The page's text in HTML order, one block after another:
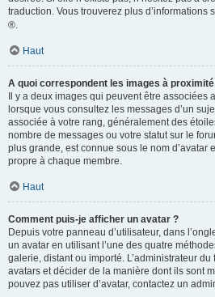
traduction. Vous trouverez plus d’informations
®.
Haut
A quoi correspondent les images à
Il y a deux images qui peuvent être associées
lorsque vous consultez les messages d’un
associée à votre rang, généralement des
nombre de messages ou votre statut sur le
plus grande, est connue sous le nom d’avatar
propre à chaque membre.
Haut
Comment puis-je afficher un avatar ?
Depuis votre panneau d’utilisateur, dans
un avatar en utilisant l’une des quatre
galerie, distant ou importé. L’administrateur
avatars et décider de la manière dont ils sont
pouvez pas utiliser d’avatar, contactez un